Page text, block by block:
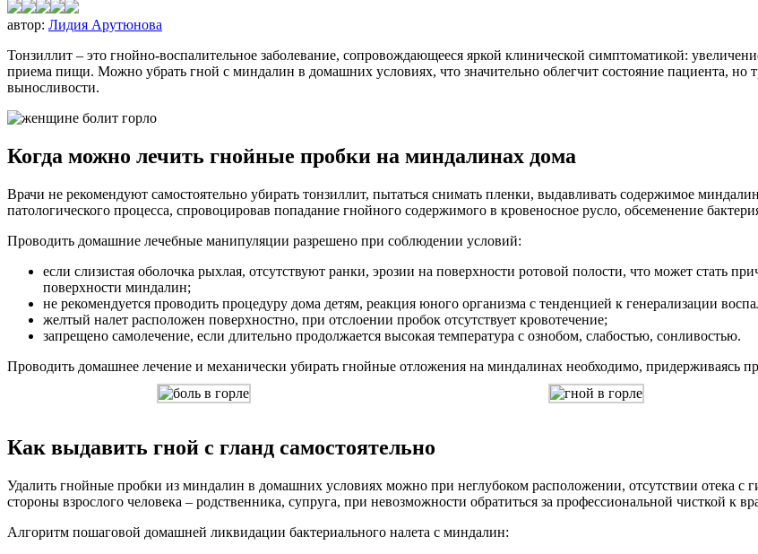
автор: Лидия Арутюнова
Тонзиллит – это гнойно-воспалительное заболевание, сопровождающееся яркой клинической симптоматикой:
приема пищи. Можно убрать гной с миндалин в домашних условиях, что значительно облегчит состояние пациента, но
выносливости.
Когда можно лечить гнойные пробки на миндалинах дома
Врачи не рекомендуют самостоятельно убирать тонзиллит, пытаться снимать пленки, выдавливать содержимое
патологического процесса, спровоцировав попадание гнойного содержимого в кровеносное русло, обсеменение
Проводить домашние лечебные манипуляции разрешено при соблюдении условий:
если слизистая оболочка рыхлая, отсутствуют ранки, эрозии на поверхности ротовой полости, что может стать
поверхности миндалин;
не рекомендуется проводить процедуру дома детям, реакция юного организма с тенденцией к генерализации
желтый налет расположен поверхностно, при отслоении пробок отсутствует кровотечение;
запрещено самолечение, если длительно продолжается высокая температура с ознобом, слабостью, сонливостью.
Проводить домашнее лечение и механически убирать гнойные отложения на миндалинах необходимо, придерживаясь
Как выдавить гной с гланд самостоятельно
Удалить гнойные пробки из миндалин в домашних условиях можно при неглубоком расположении, отсутствии отека
стороны взрослого человека – родственника, супруга, при невозможности обратиться за профессиональной чисткой к
Алгоритм пошаговой домашней ликвидации бактериального налета с миндалин: